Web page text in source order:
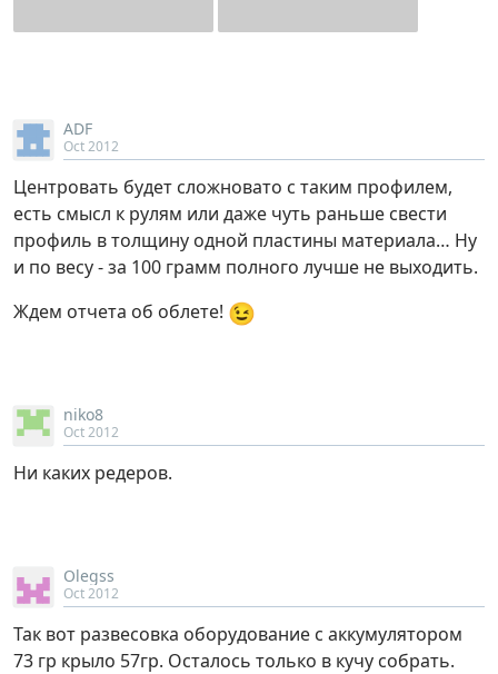
ADF
Oct 2012
Центровать будет сложновато с таким профилем,
есть смысл к рулям или даже чуть раньше свести
профиль в толщину одной пластины материала… Ну
и по весу - за 100 грамм полного лучше не выходить.
Ждем отчета об облете! 😉
niko8
Oct 2012
Ни каких редеров.
Olegss
Oct 2012
Так вот развесовка оборудование с аккумулятором
73 гр крыло 57гр. Осталось только в кучу собрать.